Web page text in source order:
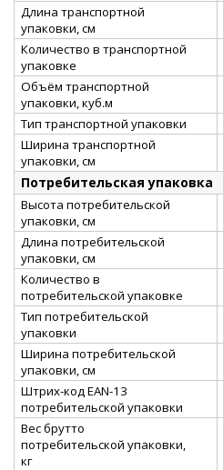
Длина транспортной
упаковки, см
Количество в транспортной
упаковке
Объём транспортной
упаковки, куб.м
Тип транспортной упаковки
Ширина транспортной
упаковки, см
Потребительская упаковка
Высота потребительской
упаковки, см
Длина потребительской
упаковки, см
Количество в
потребительской упаковке
Тип потребительской
упаковки
Ширина потребительской
упаковки, см
Штрих-код EAN-13
потребительской упаковки
Вес брутто
потребительской упаковки,
кг